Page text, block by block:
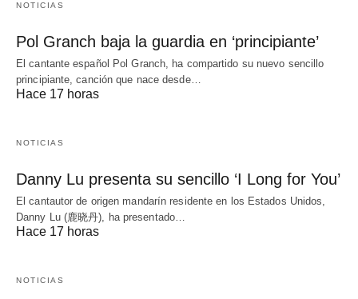
NOTICIAS
Pol Granch baja la guardia en ‘principiante’
El cantante español Pol Granch, ha compartido su nuevo sencillo
principiante, canción que nace desde…
Hace 17 horas
NOTICIAS
Danny Lu presenta su sencillo ‘I Long for You’
El cantautor de origen mandarín residente en los Estados Unidos,
Danny Lu (鹿晓丹), ha presentado…
Hace 17 horas
NOTICIAS